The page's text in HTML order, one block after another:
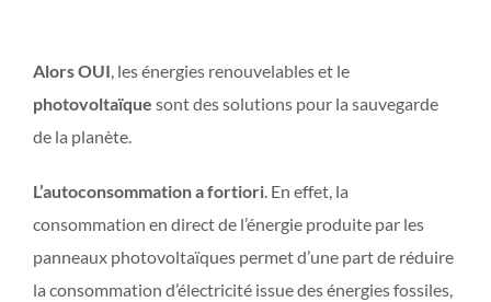
Alors OUI, les énergies renouvelables et le
photovoltaïque sont des solutions pour la sauvegarde
de la planète.
L’autoconsommation a fortiori. En effet, la
consommation en direct de l’énergie produite par les
panneaux photovoltaïques permet d’une part de réduire
la consommation d’électricité issue des énergies fossiles,